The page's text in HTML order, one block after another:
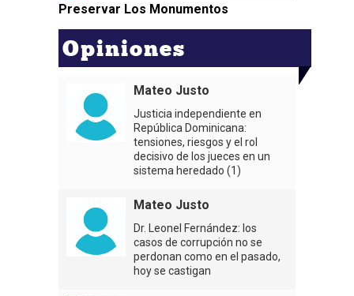
Preservar Los Monumentos
Opiniones
Mateo Justo
Justicia independiente en
República Dominicana:
tensiones, riesgos y el rol
decisivo de los jueces en un
sistema heredado (1)
Mateo Justo
Dr. Leonel Fernández: los
casos de corrupción no se
perdonan como en el pasado,
hoy se castigan